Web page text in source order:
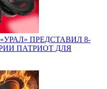
ПРЕДСТАВИЛ 8-
ПАТРИОТ ДЛЯ